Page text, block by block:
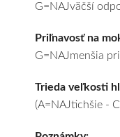
G=NAJväčší
Priľnavosť na
G=NAJmenšia
Trieda veľkosti
(A=NAJtichšie -